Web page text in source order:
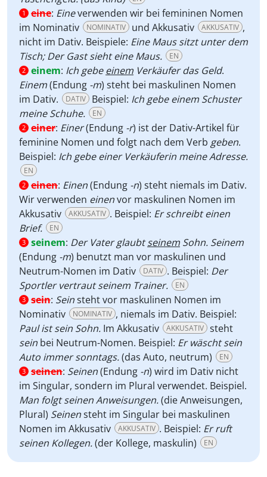
1 eine: Eineverwenden wir bei femininen Nomen
im Nominativ
NOMINATIV und Akkusativ AKKUSATIV ,
nicht im Dativ. Beispiele: Eine Maus sitzt unter dem
Tisch; Der Gast sieht eine Maus.
EN
2 einem: Ich gebeeinem Verkäufer das Geld.
Einem(Endung -m) steht bei maskulinen Nomen
im Dativ.
DATIV Beispiel: Ich gebe einem Schuster
meine Schuhe.
EN
2 einer: Einer(Endung -r) ist der Dativ-Artikel für
feminine Nomen und folgt nach dem Verb geben.
Beispiel: Ich gebe einer Verkäuferin meine Adresse.
EN
2 einen: Einen(Endung -n) steht niemals im Dativ.
Wir verwenden einenvor maskulinen Nomen im
Akkusativ
AKKUSATIV . Beispiel: Er schreibt einen
Brief.
EN
3 seinem: Der Vater glaubtseinem Sohn. Seinem
(Endung -m) benutzt man vor maskulinen und
Neutrum-Nomen im Dativ
DATIV . Beispiel: Der
Sportler vertraut seinem Trainer.
EN
3 sein: Seinsteht vor maskulinen Nomen im
Nominativ
NOMINATIV , niemals im Dativ. Beispiel:
Paul ist sein Sohn. Im Akkusativ AKKUSATIV steht
sein bei Neutrum-Nomen. Beispiel: Er wäscht sein
Auto immer sonntags.(das Auto, neutrum) EN
3 seinen: Seinen(Endung -n) wird im Dativ nicht
im Singular, sondern im Plural verwendet. Beispiel.
Man folgt seinen Anweisungen.(die Anweisungen,
Plural) Seinensteht im Singular bei maskulinen
Nomen im Akkusativ
AKKUSATIV . Beispiel: Er ruft
seinen Kollegen.(der Kollege, maskulin) EN